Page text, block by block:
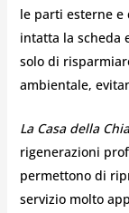
le parti esterne e
intatta la scheda
solo di
ambientale,
La Casa della
rigenerazioni
permettono di
servizio molto